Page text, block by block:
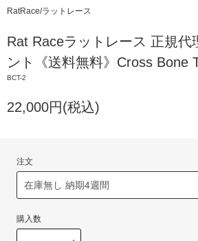
RatRace/ラットレース
Rat Raceラットレース 正規代
ント《送料無料》Cross Bone
BCT-2
22,000円(税込)
注文
購入数